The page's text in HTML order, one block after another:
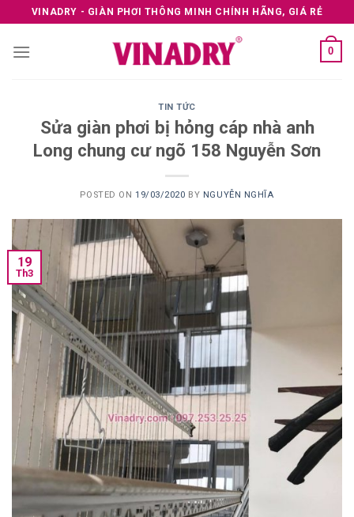
to
content
VINADRY - GIÀN PHƠI THÔNG MINH CHÍNH HÃNG, GIÁ RẺ
0
TIN TỨC
Sửa giàn phơi bị hỏng cáp nhà anh
Long chung cư ngõ 158 Nguyễn Sơn
POSTED ON 19/03/2020 BY NGUYỄN NGHĨA
19
Th3